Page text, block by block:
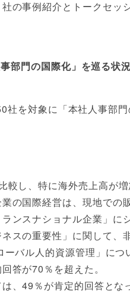
の事例紹介とトークセ
部門の国際化」を巡る
を対象に「本社人事部
し、特に海外売上高が
の国際経営は、現地で
ンスナショナル企業」に
スの重要性」に関して、
バル人的資源管理」につ
答が70％を超えた。
、49％が肯定的回答とな